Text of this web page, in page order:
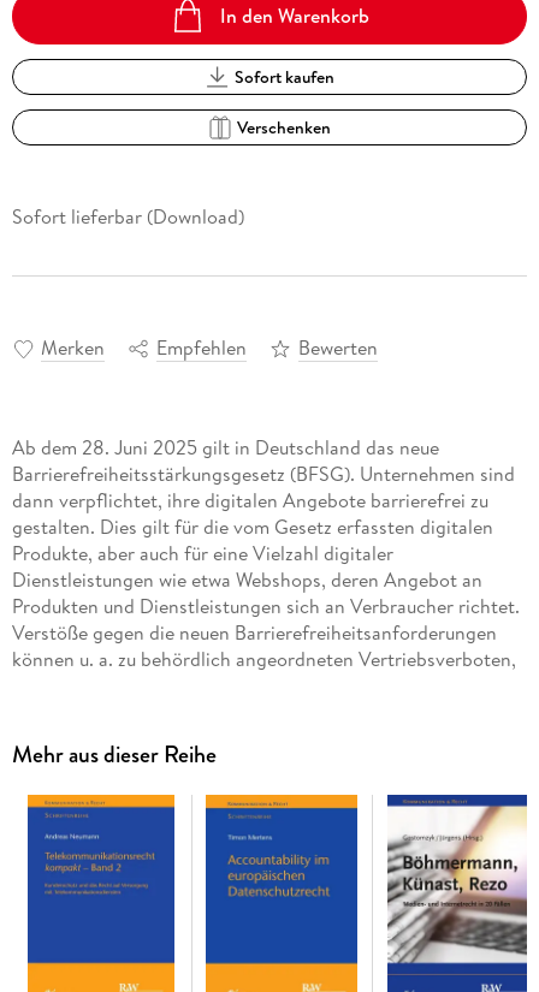
In den Warenkorb
Sofort kaufen
Verschenken
Sofort lieferbar (Download)
Merken Empfehlen Bewerten
Ab dem 28. Juni 2025 gilt in Deutschland das neue
Barrierefreiheitsstärkungsgesetz (BFSG). Unternehmen sind
dann verpflichtet, ihre digitalen Angebote barrierefrei zu
gestalten. Dies gilt für die vom Gesetz erfassten digitalen
Produkte, aber auch für eine Vielzahl digitaler
Dienstleistungen wie etwa Webshops, deren Angebot an
Produkten und Dienstleistungen sich an Verbraucher richtet.
Verstöße gegen die neuen Barrierefreiheitsanforderungen
können u. a. zu behördlich angeordneten Vertriebsverboten,
Mit dem BFSG hat der deutsche Gesetzgeber die europäische
Richtlinie (EU) 2019/882, den sog. European Accessibility
Act (EAA), in deutsches Recht überführt. Der EAA
vereinheitlicht europaweit die national unterschiedlich
ausgestalteten Barrierefreiheitsanforderungen und sorgt so
für einen funktionierenden Binnenmarkt mit Blick auf die
barrierefreie Gestaltung digitaler Produkte und
Mehr aus dieser Reihe